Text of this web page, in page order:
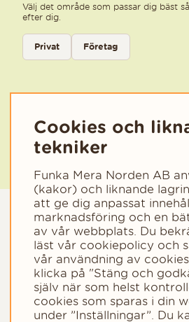
Välj det område som passar dig bäst
efter dig.
Välj kategori för nyhetsbrev
Privat
Företag
Copyright © 2023 - Funka
Cookies och
tekniker
Funka Mera Norden AB
(kakor) och liknande
att ge dig anpassat
marknadsföring och en
av vår webbplats. Du
läst vår cookiepolicy och
vår användning av
klicka på "Stäng och
själv när som helst
cookies som sparas i din
under ”Inställningar”. Du